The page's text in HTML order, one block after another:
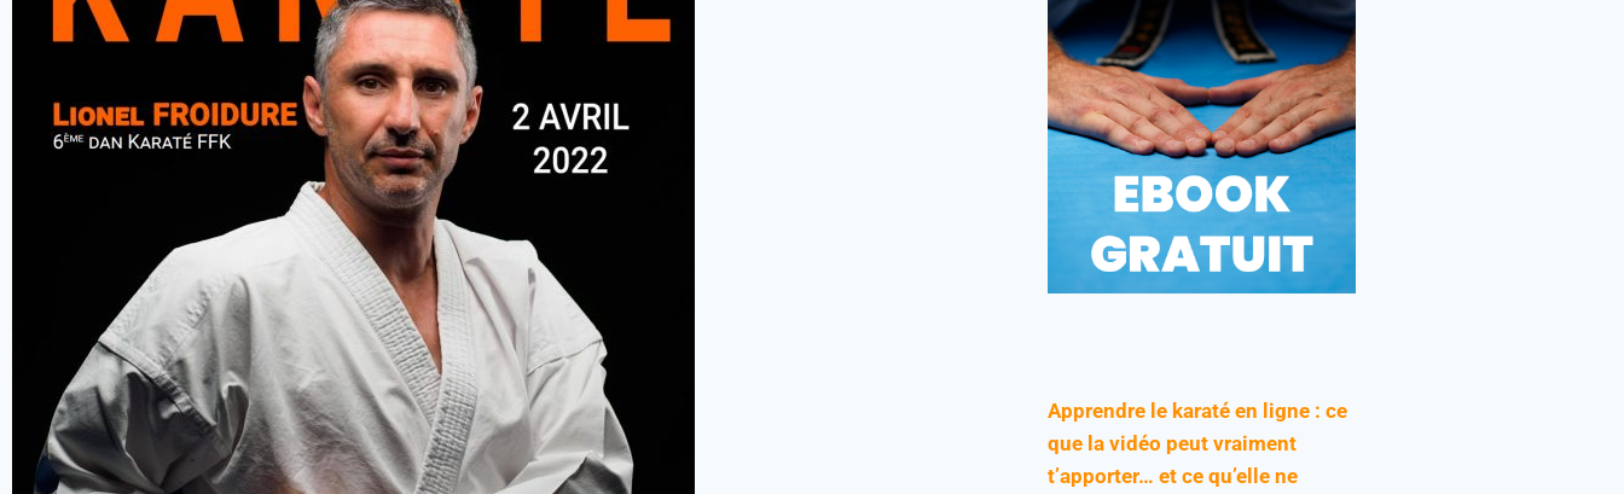
Apprendre le karaté en ligne : ce
que la vidéo peut vraiment
t’apporter… et ce qu’elle ne